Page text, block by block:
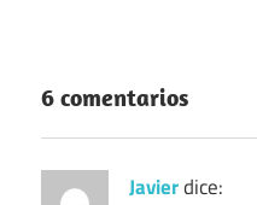
6 comentarios
Javierdice: